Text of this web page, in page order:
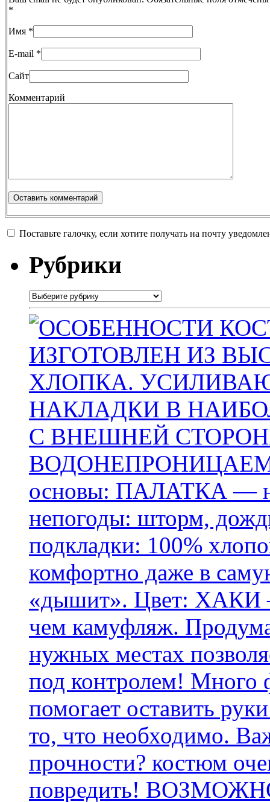
*
Имя *
E-mail *
Сайт
Комментарий
Поставьте галочку, если хотите получать на почту
Рубрики